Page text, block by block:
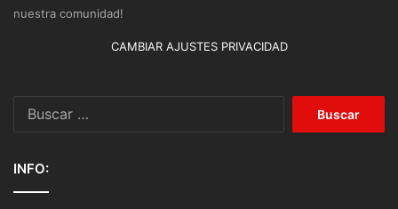
nuestra comunidad!
CAMBIAR AJUSTES PRIVACIDAD
INFO: